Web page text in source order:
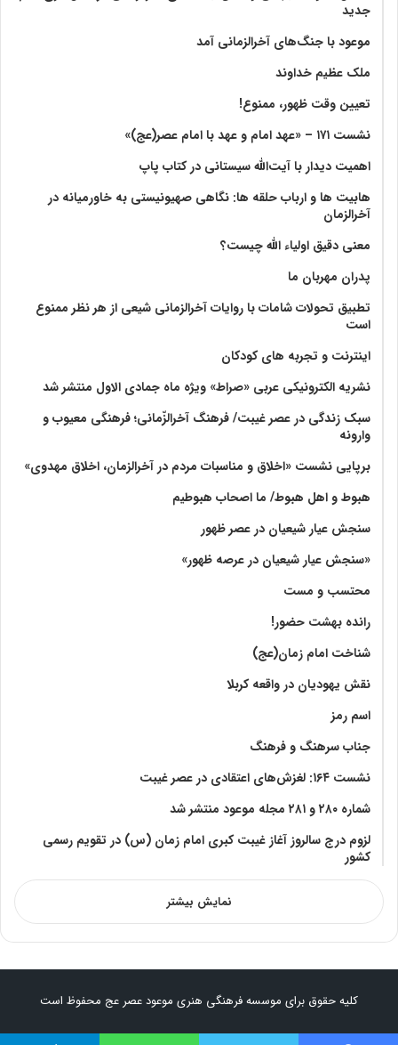
جدید
موعود با جنگ‌های آخرالزمانی آمد
ملک عظیم خداوند
تعیین وقت ظهور، ممنوع!
نشست ۱۷۱ – «عهد امام و عهد با امام عصر(عج)»
اهمیت دیدار با آیت‌الله سیستانی در کتاب پاپ
هابیت ها و ارباب حلقه ها: نگاهی صهیونیستی به خاورمیانه در
آخرالزمان
معنی دقیق اولیاء الله چیست؟
پدران مهربان ما
تطبیق تحولات شامات با روایات آخرالزمانی شیعی از هر نظر ممنوع
است
اینترنت و تجربه های کودکان
نشریه الکترونیکی عربی «صراط» ویژه ماه جمادی الاول منتشر شد
سبک زندگی در عصر غیبت/ فرهنگ آخرالزّمانی؛ فرهنگی معیوب و
وارونه
برپایی نشست «اخلاق و مناسبات مردم در آخرالزمان، اخلاق مهدوی»
هبوط و اهل هبوط/ ما اصحاب هبوطیم
سنجش عیار شیعیان در عصر ظهور
«سنجش عیار شیعیان در عرصه ظهور»
محتسب و مست
رانده بهشت‌ حضور!
شناخت امام زمان(عج)
نقش یهودیان در واقعه کربلا
اسم رمز
جناب سرهنگ و فرهنگ
نشست ۱۶۴: لغزش‌های اعتقادی در عصر غیبت
شماره ۲۸۰ و ۲۸۱ مجله موعود منتشر شد
لزوم درج سالروز آغاز غیبت کبری امام زمان (س) در تقویم رسمی
کشور
نمایش بیشتر
کلیه حقوق برای موسسه فرهنگی هنری موعود عصر عج محفوظ است